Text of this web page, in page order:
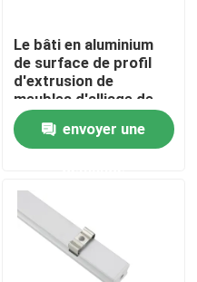
Le bâti en aluminium
de surface de profil
d'extrusion de
meubles d'alliage de
radiateur a mené la
lumière linéaire
envoyer une